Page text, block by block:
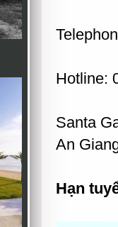
Hotline:
Santa
An
Hạn